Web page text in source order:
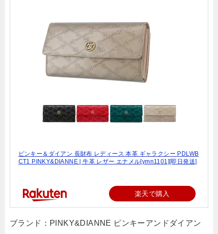
ピンキー＆ダイアン 長財布 レディース 本革 ギャラクシー PDLWB
CT1 PINKY&DIANNE | 牛革 レザー エナメル[ymn1101][即日発送]
楽天で購入
ブランド：PINKY&DIANNE ピンキーアンドダイアン